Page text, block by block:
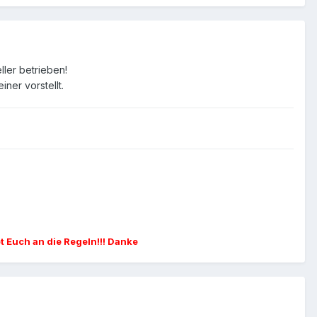
betrieben!
vorstellt.
an die Regeln!!! Danke